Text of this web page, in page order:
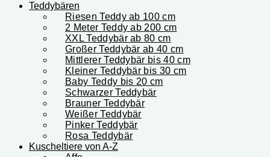
Teddybären
Riesen Teddy ab 100 cm
2 Meter Teddy ab 200 cm
XXL Teddybär ab 80 cm
Großer Teddybär ab 40 cm
Mittlerer Teddybär bis 40 cm
Kleiner Teddybär bis 30 cm
Baby Teddy bis 20 cm
Schwarzer Teddybär
Brauner Teddybär
Weißer Teddybär
Pinker Teddybär
Rosa Teddybär
Kuscheltiere von A-Z